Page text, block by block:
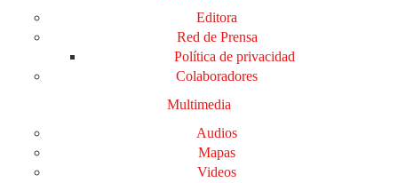
Editora
Red de Prensa
Política de privacidad
Colaboradores
Multimedia
Audios
Mapas
Videos